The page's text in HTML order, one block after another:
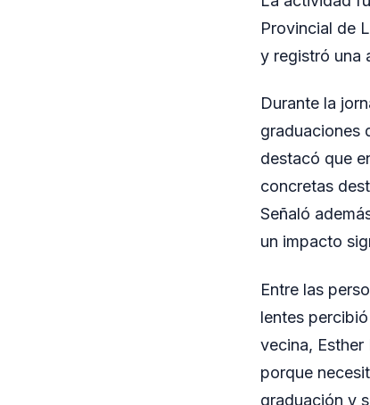
Provincial de
y registró una
Durante la
graduaciones
destacó que
concretas
Señaló
un impacto
Entre las
lentes
vecina,
porque
graduación y